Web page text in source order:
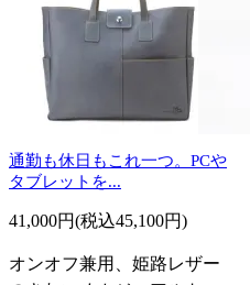
通勤も休日もこれ一つ。PCや
タブレットを...
41,000円(税込45,100円)
オンオフ兼用、姫路レザー